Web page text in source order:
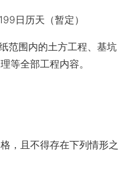
日历天（暂定）
围内的土方工程、基坑
等全部工程内容。
且不得存在下列情形之